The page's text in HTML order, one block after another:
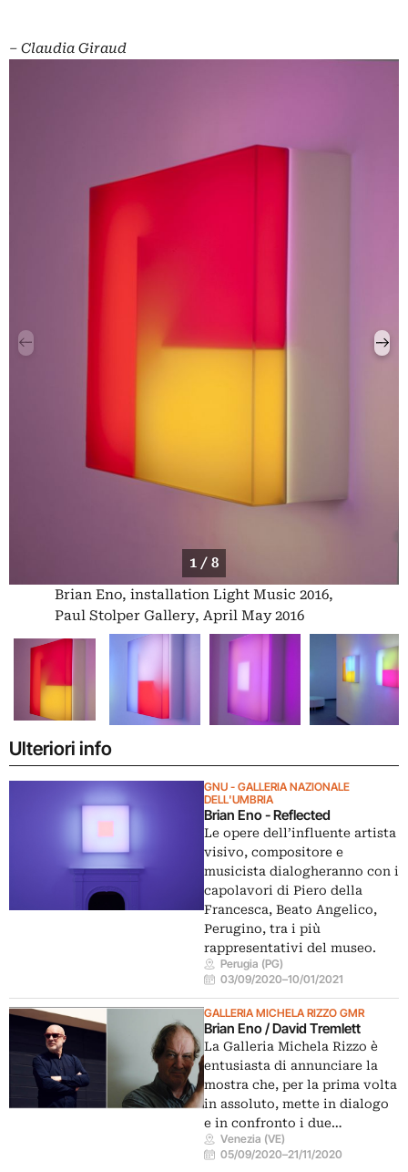
– Claudia Giraud
1 / 8
Brian Eno, installation Light Music 2016,
Paul Stolper Gallery, April May 2016
Ulteriori info
GNU - GALLERIA NAZIONALE
DELL'UMBRIA
Brian Eno - Reflected
Le opere dell’influente artista
visivo, compositore e
musicista dialogheranno con i
capolavori di Piero della
Francesca, Beato Angelico,
Perugino, tra i più
rappresentativi del museo.
Perugia (PG)
03/09/2020–10/01/2021
GALLERIA MICHELA RIZZO GMR
Brian Eno / David Tremlett
La Galleria Michela Rizzo è
entusiasta di annunciare la
mostra che, per la prima volta
in assoluto, mette in dialogo
e in confronto i due…
Venezia (VE)
05/09/2020–21/11/2020